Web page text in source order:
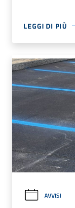
LEGGI DI PIÙ
AVVISI